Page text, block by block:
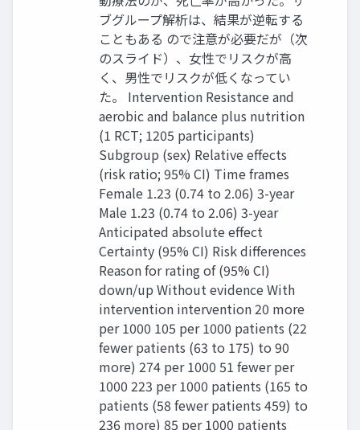
ブグループ解析は、結果が逆転する
こともある ので注意が必要だが（次
のスライド）、女性でリスクが高
く、男性でリスクが低くなってい
た。 Intervention Resistance and
aerobic and balance plus nutrition
(1 RCT; 1205 participants)
Subgroup (sex) Relative effects
(risk ratio; 95% CI) Time frames
Female 1.23 (0.74 to 2.06) 3-year
Male 1.23 (0.74 to 2.06) 3-year
Anticipated absolute effect
Certainty (95% CI) Risk differences
Reason for rating of (95% CI)
down/up Without evidence With
intervention intervention 20 more
per 1000 105 per 1000 patients (22
fewer patients (63 to 175) to 90
more) 274 per 1000 51 fewer per
1000 223 per 1000 patients (165 to
patients (58 fewer patients 459) to
236 more) 85 per 1000 patients